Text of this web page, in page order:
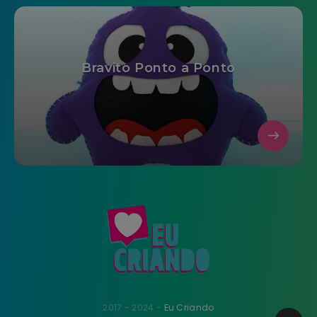
Bravito Ponto a Ponto
2017 - 2024 - Eu Criando